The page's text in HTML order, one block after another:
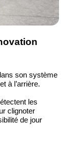
son système
à l’arrière.
les
clignoter
de jour